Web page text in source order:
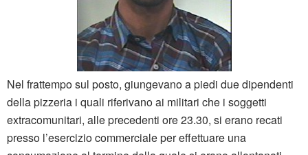
Nel frattempo sul posto, giungevano a piedi due dipendenti
della pizzeria i quali riferivano ai militari che i soggetti
extracomunitari, alle precedenti ore 23.30, si erano recati
presso l’esercizio commerciale per effettuare una